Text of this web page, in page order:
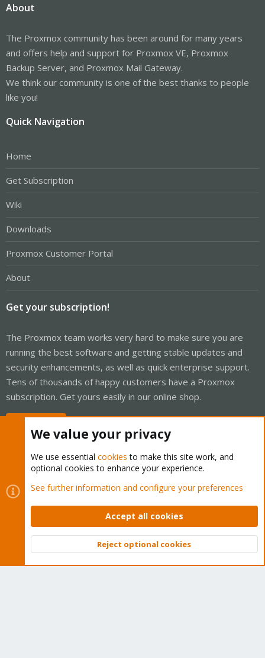
About
The Proxmox community has been around for many years
and offers help and support for Proxmox VE, Proxmox
Backup Server, and Proxmox Mail Gateway.
We think our community is one of the best thanks to people
like you!
Quick Navigation
Home
Get Subscription
Wiki
Downloads
Proxmox Customer Portal
About
Get your subscription!
The Proxmox team works very hard to make sure you are
running the best software and getting stable updates and
security enhancements, as well as quick enterprise support.
Tens of thousands of happy customers have a Proxmox
subscription. Get yours easily in our online shop.
Cookies
Proxmox Support Forum - Light Mode
Contact us
Terms and rules Privacy policy Help Home
Community platform by XenForo © 2010-2026 XenForo Ltd.
Top
We value your privacy
We use essential cookies to make this site work, and
optional cookies to enhance your experience.
See further information and configure your preferences
Accept all cookies
Reject optional cookies